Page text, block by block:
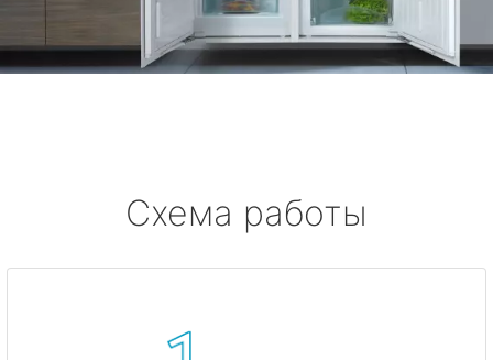
Схема работы